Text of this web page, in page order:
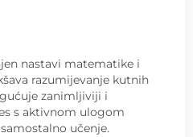
nastavi matematike i
razumijevanje kutnih
zanimljiviji i
s aktivnom ulogom
učenje.